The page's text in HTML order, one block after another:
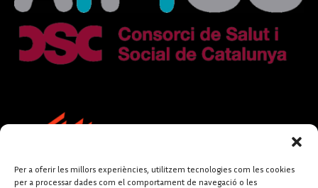
Per a oferir les millors experiències, utilitzem tecnologies com les cookies
per a processar dades com el comportament de navegació o les